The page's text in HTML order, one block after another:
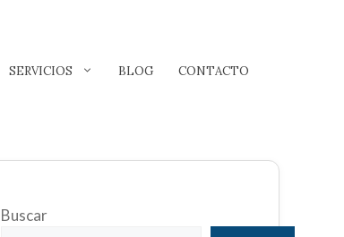
SERVICIOS BLOG CONTACTO
Buscar